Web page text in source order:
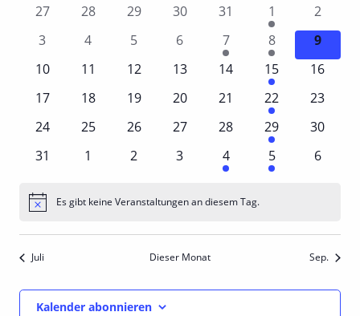
von
Veranstaltungen
0
27
0
28
0
29
0
Veranstaltungen
30
0
Veranstaltungen
31
2
1
0
2
0
3
0
4
0
Veranstaltungen
5
0
Veranstaltungen
6
1
Veranstaltung
7
1
Veranstaltung
8
0
9
0
10
0
11
0
12
0
Veranstaltungen
13
0
Veranstaltungen
14
1
Veranstaltung
15
0
16
0
17
0
18
0
19
0
Veranstaltungen
20
0
Veranstaltungen
21
1
Veranstaltung
22
0
23
0
24
0
25
0
26
0
Veranstaltungen
27
0
Veranstaltungen
28
1
Veranstaltung
29
0
30
0
31
0
1
0
Veranstaltungen
2
0
Veranstaltungen
3
1
Veranstaltung
4
1
Veranstaltung
5
0
6
HinweisEs gibt keine Veranstaltungen an diesem Tag.
Juli Dieser Monat Sep.
Kalender abonnieren